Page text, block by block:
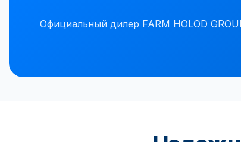
Официальный дилер FARM HOLOD